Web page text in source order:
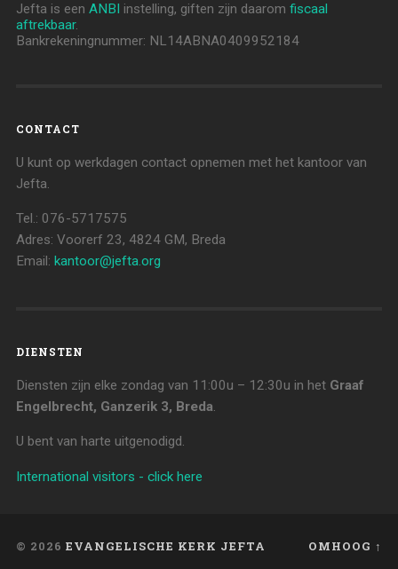
Jefta is een ANBI instelling, giften zijn daarom fiscaal
aftrekbaar.
Bankrekeningnummer: NL14ABNA0409952184
CONTACT
U kunt op werkdagen contact opnemen met het kantoor van
Jefta.
Tel.: 076-5717575
Adres: Voorerf 23, 4824 GM, Breda
Email: kantoor@jefta.org
DIENSTEN
Diensten zijn elke zondag van 11:00u – 12:30u in het Graaf
Engelbrecht, Ganzerik 3, Breda.
U bent van harte uitgenodigd.
International visitors - click here
© 2026 EVANGELISCHE KERK JEFTA OMHOOG ↑